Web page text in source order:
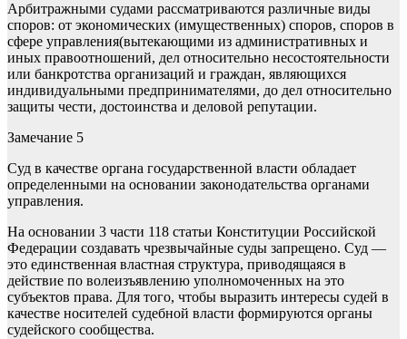
Арбитражными судами рассматриваются различные виды
споров: от экономических (имущественных) споров, споров в
сфере управления(вытекающими из административных и
иных правоотношений, дел относительно несостоятельности
или банкротства организаций и граждан, являющихся
индивидуальными предпринимателями, до дел относительно
защиты чести, достоинства и деловой репутации.
Замечание 5
Суд в качестве органа государственной власти обладает
определенными на основании законодательства органами
управления.
На основании 3 части 118 статьи Конституции Российской
Федерации создавать чрезвычайные суды запрещено. Суд —
это единственная властная структура, приводящаяся в
действие по волеизъявлению уполномоченных на это
субъектов права. Для того, чтобы выразить интересы судей в
качестве носителей судебной власти формируются органы
судейского сообщества.